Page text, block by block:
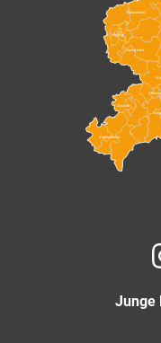
Leipzig
Leipzig Land
Nordsachsen
Vogtlandkreis
Zwickau
Junge